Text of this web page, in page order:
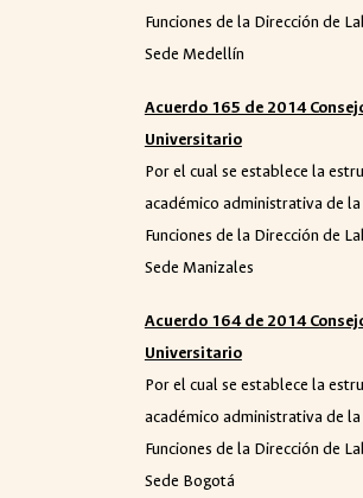
Funciones de la Dirección de
Sede Medellín
Acuerdo 165 de 2014
Universitario
Por el cual se establece la
académico administrativa de la
Funciones de la Dirección de
Sede Manizales
Acuerdo 164 de 2014
Universitario
Por el cual se establece la
académico administrativa de la
Funciones de la Dirección de
Sede Bogotá